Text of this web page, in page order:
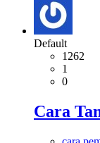
Default
1262
1
0
Cara